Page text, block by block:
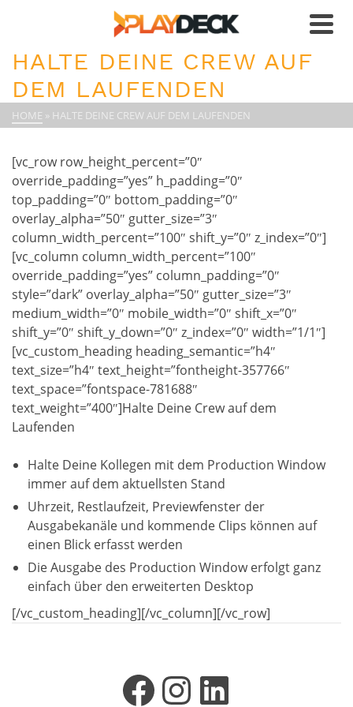
HALTE DEINE CREW AUF
DEM LAUFENDEN
HOME » HALTE DEINE CREW AUF DEM LAUFENDEN
[vc_row row_height_percent=”0″
override_padding=”yes” h_padding=”0″
top_padding=”0″ bottom_padding=”0″
overlay_alpha=”50″ gutter_size=”3″
column_width_percent=”100″ shift_y=”0″ z_index=”0″]
[vc_column column_width_percent=”100″
override_padding=”yes” column_padding=”0″
style=”dark” overlay_alpha=”50″ gutter_size=”3″
medium_width=”0″ mobile_width=”0″ shift_x=”0″
shift_y=”0″ shift_y_down=”0″ z_index=”0″ width=”1/1″]
[vc_custom_heading heading_semantic=”h4″
text_size=”h4″ text_height=”fontheight-357766″
text_space=”fontspace-781688″
text_weight=”400″]Halte Deine Crew auf dem
Laufenden
Halte Deine Kollegen mit dem Production Window
immer auf dem aktuellsten Stand
Uhrzeit, Restlaufzeit, Previewfenster der
Ausgabekanäle und kommende Clips können auf
einen Blick erfasst werden
Die Ausgabe des Production Window erfolgt ganz
einfach über den erweiterten Desktop
[/vc_custom_heading][/vc_column][/vc_row]
Facebook
Instagram
LinkedIn